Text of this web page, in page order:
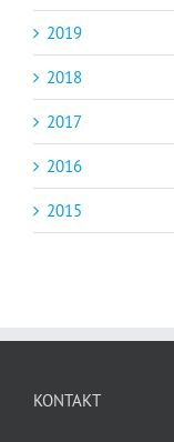
2019
2018
2017
2016
2015
KONTAKT